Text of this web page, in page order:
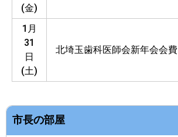
(金)
1月
31
日
(土)
北埼玉歯科医師会新年会会費
市長の部屋